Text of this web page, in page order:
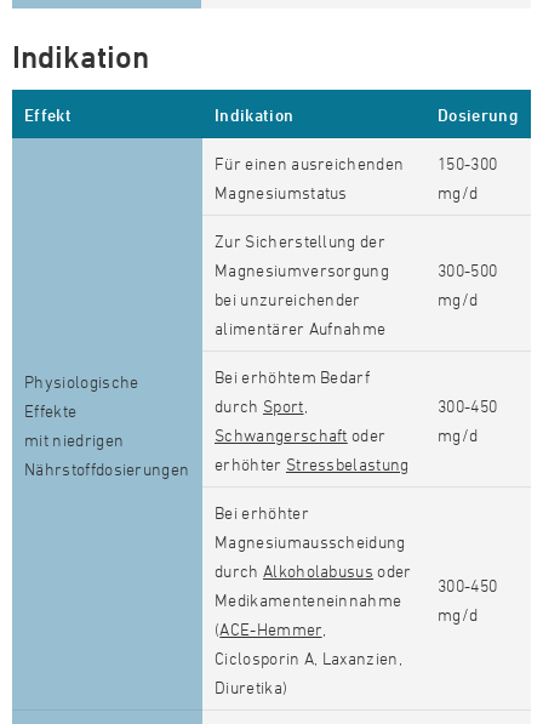
Indikation
Effekt Indikation Dosierung
Physiologische
Effekte
mit niedrigen
Nährstoffdosierungen
Für einen ausreichenden
Magnesiumstatus
150-300
mg/d
Zur Sicherstellung der
Magnesiumversorgung
bei unzureichender
alimentärer Aufnahme
300-500
mg/d
Bei erhöhtem Bedarf
durch Sport
Schwangerschaft oder
erhöhter Stressbelastung
300-450
mg/d
Bei erhöhter
Magnesiumausscheidung
durch Alkoholabusus oder
Medikamenteneinnahme
(ACE-Hemmer
Ciclosporin A, Laxanzien,
Diuretika)
300-450
mg/d